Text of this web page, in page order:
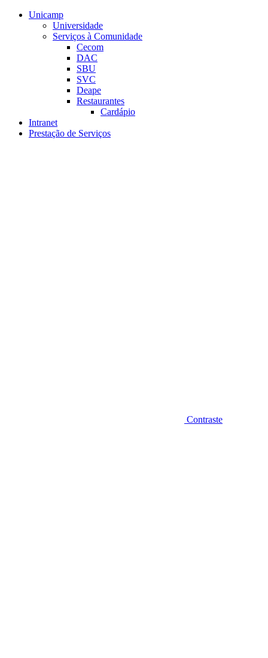
Conteúdo principal
Unicamp
Universidade
Serviços à Comunidade
Cecom
DAC
SBU
SVC
Deape
Restaurantes
Cardápio
Intranet
Prestação de Serviços
Contraste